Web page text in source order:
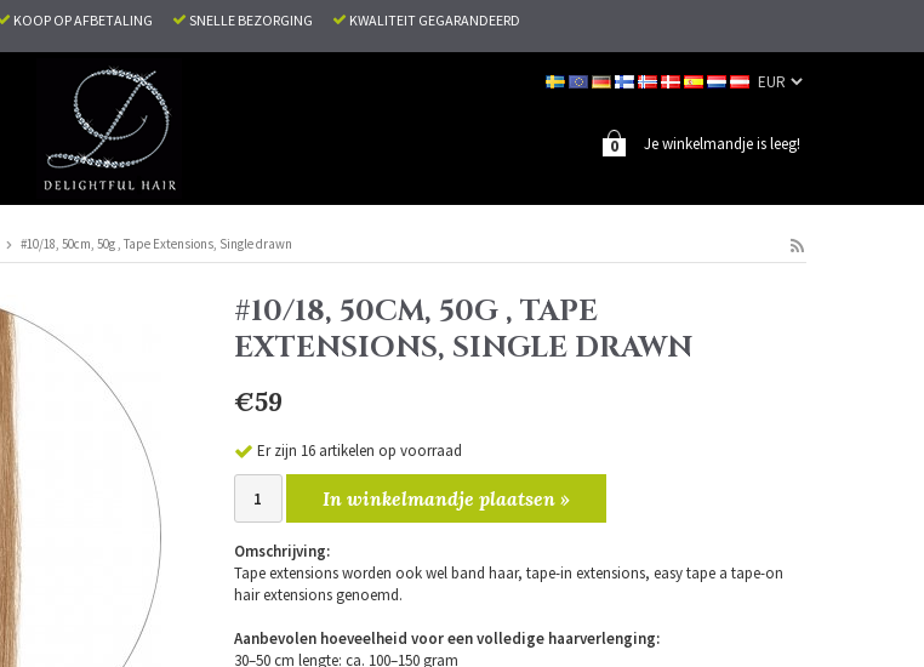
KOOP OP AFBETALING SNELLE BEZORGING KWALITEIT GEGARANDEERD
Je winkelmandje is leeg!
0
#10/18, 50cm, 50g , Tape Extensions, Single drawn
#10/18, 50CM, 50G , TAPE
EXTENSIONS, SINGLE DRAWN
€59
Er zijn 16 artikelen op voorraad
In winkelmandje plaatsen »
Omschrijving:
Tape extensions worden ook wel band haar, tape-in extensions, easy tape a tape-on
hair extensions genoemd.
Aanbevolen hoeveelheid voor een volledige haarverlenging:
30–50 cm lengte: ca. 100–150 gram